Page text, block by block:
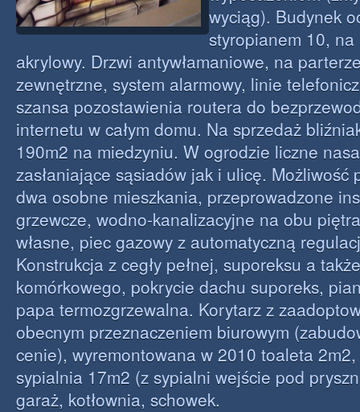
wyciąg). Budynek
styropianem 10,
akrylowy. Drzwi antywłamaniowe, na
zewnętrzne, system alarmowy, linie
szansa pozostawienia routera do
internetu w całym domu. Na sprzedaż
190m2 na miedzyniu. W ogrodzie liczne
zasłaniające sąsiadów jak i ulicę. Możliwość
dwa osobne mieszkania, przeprowadzone
grzewcze, wodno-kanalizacyjne na obu
własne, piec gazowy z automatyczną
Konstrukcja z cegły pełnej, suporeksu a
komórkowego, pokrycie dachu suporeks,
papa termozgrzewalna. Korytarz z
obecnym przeznaczeniem biurowym
cenie), wyremontowana w 2010 toaleta
sypialnia 17m2 (z sypialni wejście pod
garaż, kotłownia, schowek.